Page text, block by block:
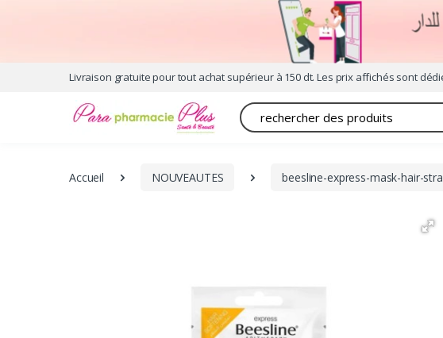
Livraison gratuite pour tout achat supérieur à 150 dt. Les prix affichés sont
Recherche
Accueil NOUVEAUTES beesline-express-mask-hair-